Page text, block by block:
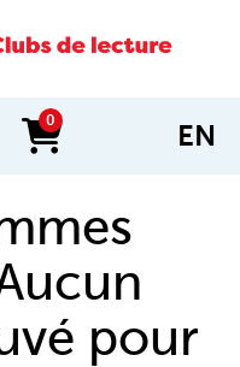
0
items in cart EN
pour